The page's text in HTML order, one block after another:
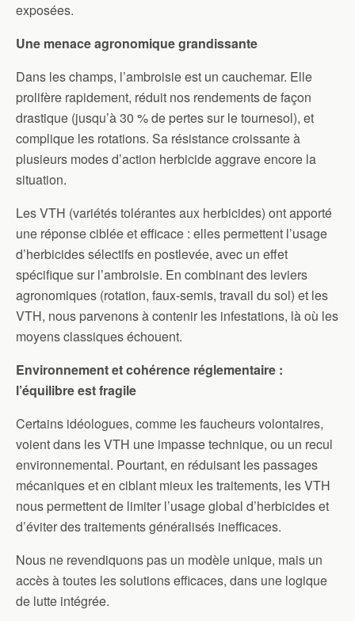
exposées.
Une menace agronomique grandissante
Dans les champs, l’ambroisie est un cauchemar. Elle
prolifère rapidement, réduit nos rendements de façon
drastique (jusqu’à 30 % de pertes sur le tournesol), et
complique les rotations. Sa résistance croissante à
plusieurs modes d’action herbicide aggrave encore la
situation.
Les VTH (variétés tolérantes aux herbicides) ont apporté
une réponse ciblée et efficace : elles permettent l’usage
d’herbicides sélectifs en postlevée, avec un effet
spécifique sur l’ambroisie. En combinant des leviers
agronomiques (rotation, faux-semis, travail du sol) et les
VTH, nous parvenons à contenir les infestations, là où les
moyens classiques échouent.
Environnement et cohérence réglementaire :
l’équilibre est fragile
Certains idéologues, comme les faucheurs volontaires,
voient dans les VTH une impasse technique, ou un recul
environnemental. Pourtant, en réduisant les passages
mécaniques et en ciblant mieux les traitements, les VTH
nous permettent de limiter l’usage global d’herbicides et
d’éviter des traitements généralisés inefficaces.
Nous ne revendiquons pas un modèle unique, mais un
accès à toutes les solutions efficaces, dans une logique
de lutte intégrée.